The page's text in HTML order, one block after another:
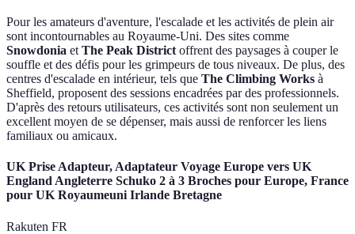
Pour les amateurs d'aventure, l'escalade et les activités de plein air
sont incontournables au Royaume-Uni. Des sites comme
Snowdonia et The Peak District offrent des paysages à couper le
souffle et des défis pour les grimpeurs de tous niveaux. De plus, des
centres d'escalade en intérieur, tels que The Climbing Works à
Sheffield, proposent des sessions encadrées par des professionnels.
D'après des retours utilisateurs, ces activités sont non seulement un
excellent moyen de se dépenser, mais aussi de renforcer les liens
familiaux ou amicaux.
UK Prise Adapteur, Adaptateur Voyage Europe vers UK
England Angleterre Schuko 2 à 3 Broches pour Europe, France
pour UK Royaumeuni Irlande Bretagne
Rakuten FR